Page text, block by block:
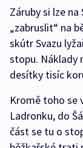
Záruby si lze
„zabruslit“ na
skútr Svazu
stopu. Náklady
desítky tisíc
Kromě toho se
Ladronku, do
část se tu o